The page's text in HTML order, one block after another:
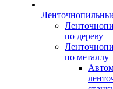
по дереву
по металлу